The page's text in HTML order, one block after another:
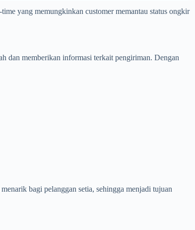
yang memungkinkan customer memantau status ongkir
dan memberikan informasi terkait pengiriman. Dengan
bagi pelanggan setia, sehingga menjadi tujuan